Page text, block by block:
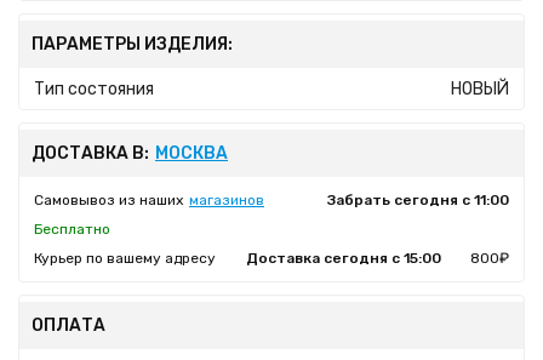
ПАРАМЕТРЫ ИЗДЕЛИЯ:
Тип состояния НОВЫЙ
ДОСТАВКА В: МОСКВА
Самовывоз из наших магазинов
Забрать сегодня с 11:00
Бесплатно
Курьер по вашему адресу
Доставка сегодня с 15:00 800₽
ОПЛАТА